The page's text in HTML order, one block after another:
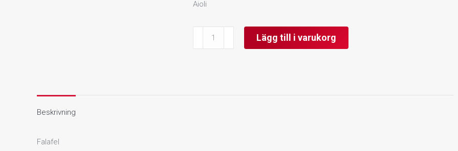
Aioli
Vegetraisktfat
mängd
Lägg till i varukorg
Beskrivning
Falafel